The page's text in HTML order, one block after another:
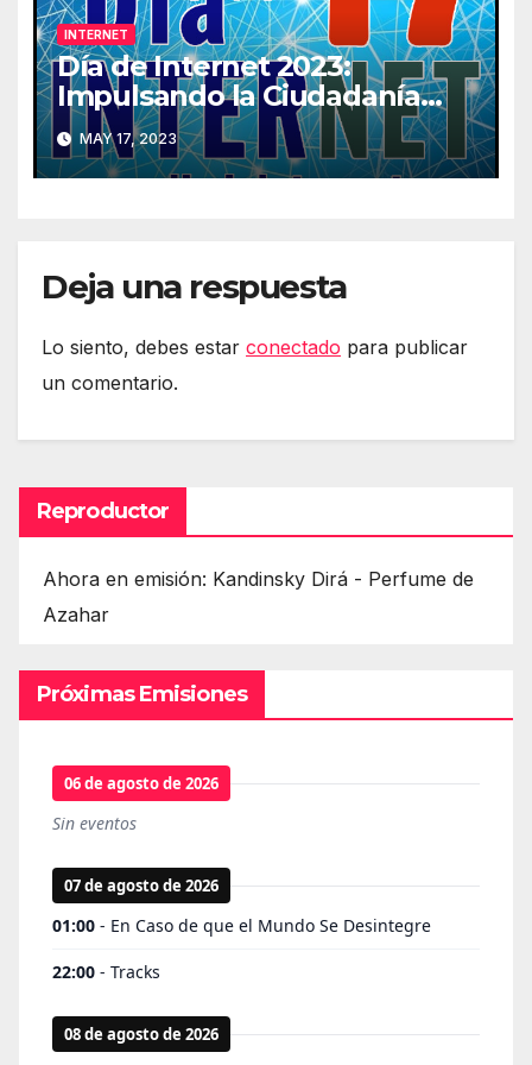
INTERNET
Día de Internet 2023:
Impulsando la Ciudadanía
Digital
MAY 17, 2023
Deja una respuesta
Lo siento, debes estar conectado para publicar
un comentario.
Reproductor
Ahora en emisión: Kandinsky Dirá - Perfume de
Azahar
Próximas Emisiones